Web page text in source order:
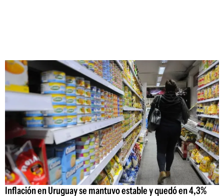
Inflación en Uruguay se mantuvo estable y quedó en 4,3%